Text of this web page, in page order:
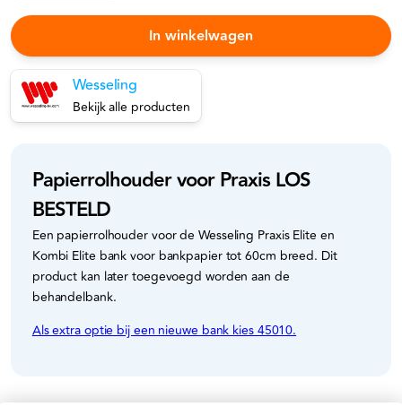
In winkelwagen
Wesseling
Bekijk alle producten
Papierrolhouder voor Praxis LOS
BESTELD
Een papierrolhouder voor de Wesseling Praxis Elite en
Kombi Elite bank voor bankpapier tot 60cm breed. Dit
product kan later toegevoegd worden aan de
behandelbank.
Als extra optie bij een nieuwe bank kies 45010.